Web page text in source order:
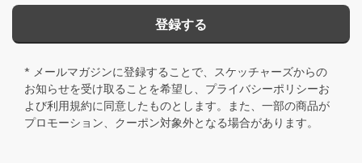
登録する
* メールマガジンに登録することで、スケッチャーズからの
お知らせを受け取ることを希望し、 プライバシーポリシーお
よび利用規約に同意したものとします。また、一部の商品が
プロモーション、クーポン対象外となる場合があります。